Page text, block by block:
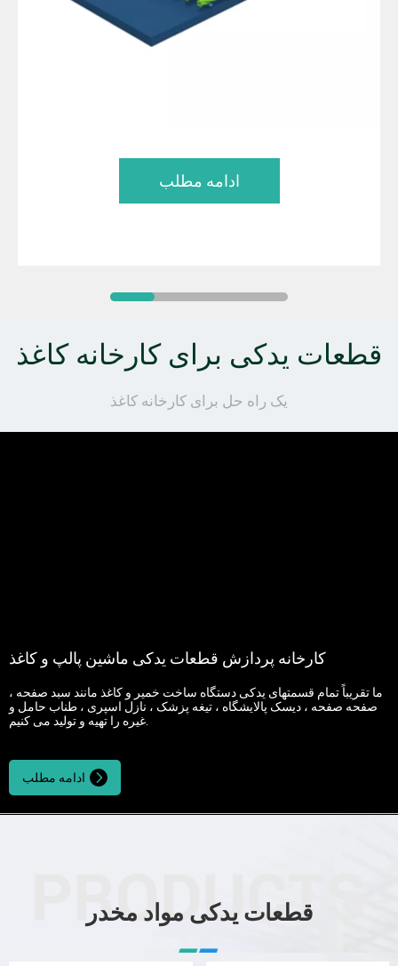
ادامه مطلب
قطعات یدکی برای کارخانه کاغذ
یک راه حل برای کارخانه کاغذ
کارخانه پردازش قطعات یدکی ماشین پالپ و کاغذ
ما تقریباً تمام قسمتهای یدکی دستگاه ساخت خمیر و کاغذ مانند سبد صفحه ،
صفحه صفحه ، دیسک پالایشگاه ، تیغه پزشک ، نازل اسپری ، طناب حامل و
ادامه مطلب
قطعات یدکی مواد مخدر